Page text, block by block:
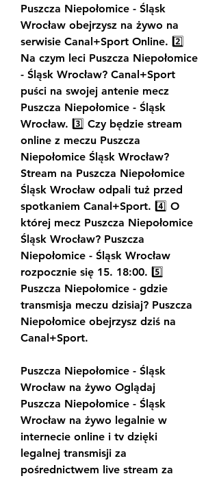
Puszcza Niepołomice - Śląsk
Wrocław obejrzysz na żywo na
serwisie Canal+Sport Online. 2️⃣
Na czym leci Puszcza Niepołomice
- Śląsk Wrocław? Canal+Sport
puści na swojej antenie mecz
Puszcza Niepołomice - Śląsk
Wrocław. 3️⃣ Czy będzie stream
online z meczu Puszcza
Niepołomice Śląsk Wrocław?
Stream na Puszcza Niepołomice
Śląsk Wrocław odpali tuż przed
spotkaniem Canal+Sport. 4️⃣ O
której mecz Puszcza Niepołomice
Śląsk Wrocław? Puszcza
Niepołomice - Śląsk Wrocław
rozpocznie się 15. 18:00. 5️⃣
Puszcza Niepołomice - gdzie
transmisja meczu dzisiaj? Puszcza
Niepołomice obejrzysz dziś na
Canal+Sport.
Puszcza Niepołomice - Śląsk
Wrocław na żywo Oglądaj
Puszcza Niepołomice - Śląsk
Wrocław na żywo legalnie w
internecie online i tv dzięki
legalnej transmisji za
pośrednictwem live stream za